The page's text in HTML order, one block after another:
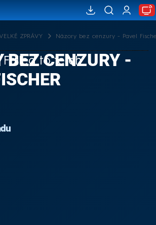
ZPRÁVY Názory bez cenzury - Pavel
Failed to fetch
BEZ CENZURY -